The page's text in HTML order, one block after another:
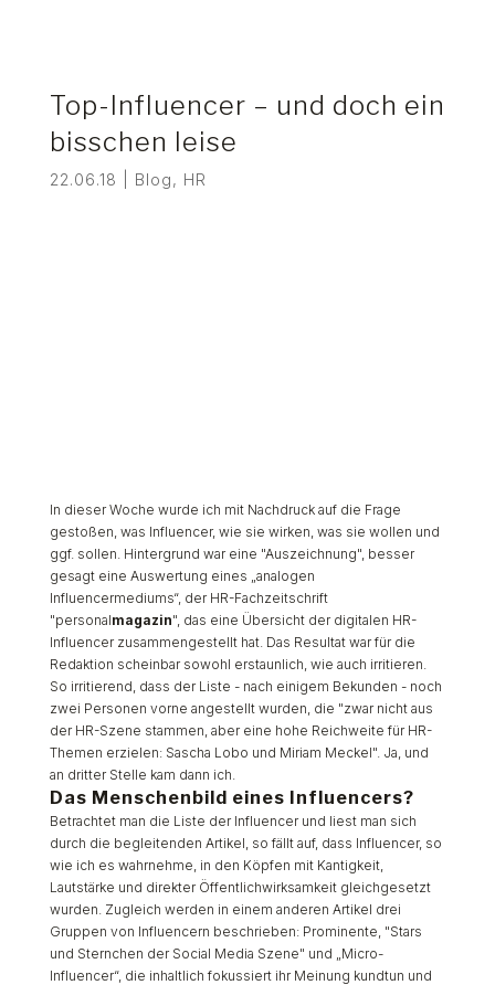
Top-Influencer – und doch ein
bisschen leise
22.06.18 Blog, HR
In dieser Woche wurde ich mit Nachdruck auf die Frage
gestoßen, was Influencer, wie sie wirken, was sie wollen und
ggf. sollen. Hintergrund war eine "Auszeichnung", besser
gesagt eine Auswertung eines „analogen
Influencermediums“, der HR-Fachzeitschrift
"personalmagazin", das eine Übersicht der digitalen HR-
Influencer zusammengestellt hat. Das Resultat war für die
Redaktion scheinbar sowohl erstaunlich, wie auch irritieren.
So irritierend, dass der Liste - nach einigem Bekunden - noch
zwei Personen vorne angestellt wurden, die "zwar nicht aus
der HR-Szene stammen, aber eine hohe Reichweite für HR-
Themen erzielen: Sascha Lobo und Miriam Meckel". Ja, und
an dritter Stelle kam dann ich.
Das Menschenbild eines Influencers?
Betrachtet man die Liste der Influencer und liest man sich
durch die begleitenden Artikel, so fällt auf, dass Influencer, so
wie ich es wahrnehme, in den Köpfen mit Kantigkeit,
Lautstärke und direkter Öffentlichwirksamkeit gleichgesetzt
wurden. Zugleich werden in einem anderen Artikel drei
Gruppen von Influencern beschrieben: Prominente, "Stars
und Sternchen der Social Media Szene" und „Micro-
Influencer“, die inhaltlich fokussiert ihr Meinung kundtun und